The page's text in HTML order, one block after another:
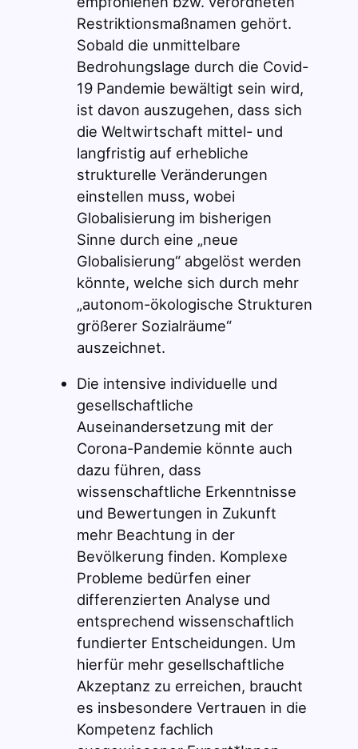
Restriktionsmaßnamen gehört.
Sobald die unmittelbare
Bedrohungslage durch die Covid-
19 Pandemie bewältigt sein wird,
ist davon auszugehen, dass sich
die Weltwirtschaft mittel- und
langfristig auf erhebliche
strukturelle Veränderungen
einstellen muss, wobei
Globalisierung im bisherigen
Sinne durch eine „neue
Globalisierung“ abgelöst werden
könnte, welche sich durch mehr
„autonom-ökologische Strukturen
größerer Sozialräume“
auszeichnet.
Die intensive individuelle und
gesellschaftliche
Auseinandersetzung mit der
Corona-Pandemie könnte auch
dazu führen, dass
wissenschaftliche Erkenntnisse
und Bewertungen in Zukunft
mehr Beachtung in der
Bevölkerung finden. Komplexe
Probleme bedürfen einer
differenzierten Analyse und
entsprechend wissenschaftlich
fundierter Entscheidungen. Um
hierfür mehr gesellschaftliche
Akzeptanz zu erreichen, braucht
es insbesondere Vertrauen in die
Kompetenz fachlich